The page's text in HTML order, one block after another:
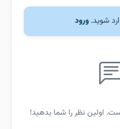
شوید. ورود
اولین نظر را شما بدهید!